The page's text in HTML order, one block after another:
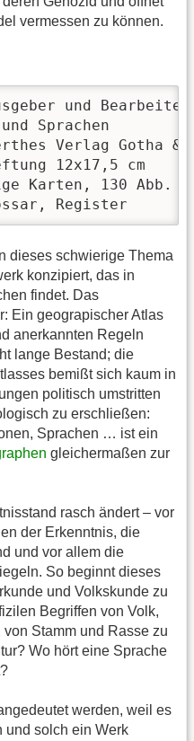
vermessen zu können.
und
Sprachen
Verlag Gotha &
12x17,5 cm
Karten, 130 Abb.
Register
dieses schwierige Thema
konzipiert, das in
findet. Das
Ein geograpischer Atlas
anerkannten Regeln
lange Bestand; die
bemißt sich kaum in
politisch umstritten
zu erschließen:
Sprachen … ist ein
gleichermaßen zur
rasch ändert – vor
der Erkenntnis, die
und vor allem die
So beginnt dieses
und Volkskunde zu
Begriffen von Volk,
Stamm und Rasse zu
Wo hört eine Sprache
werden, weil es
und solch ein Werk